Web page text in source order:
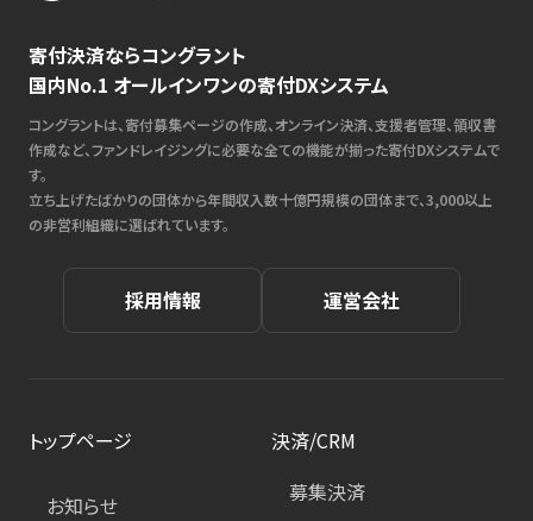
寄付決済ならコングラント
国内No.1 オールインワンの寄付DXシステム
コングラントは、寄付募集ページの作成、オンライン決済、支援者管理、領収書
作成など、ファンドレイジングに必要な全ての機能が揃った寄付DXシステムで
す。
立ち上げたばかりの団体から年間収入数十億円規模の団体まで、3,000以上
の非営利組織に選ばれています。
採用情報 運営会社
トップページ
お知らせ
決済/CRM
募集決済